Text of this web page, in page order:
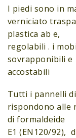
I piedi sono in
verniciato
plastica ab e,
regolabili . i
sovrapponibili e
accostabili
Tutti i pannelli
rispondono alle
di formaldeide
E1 (EN120/92),